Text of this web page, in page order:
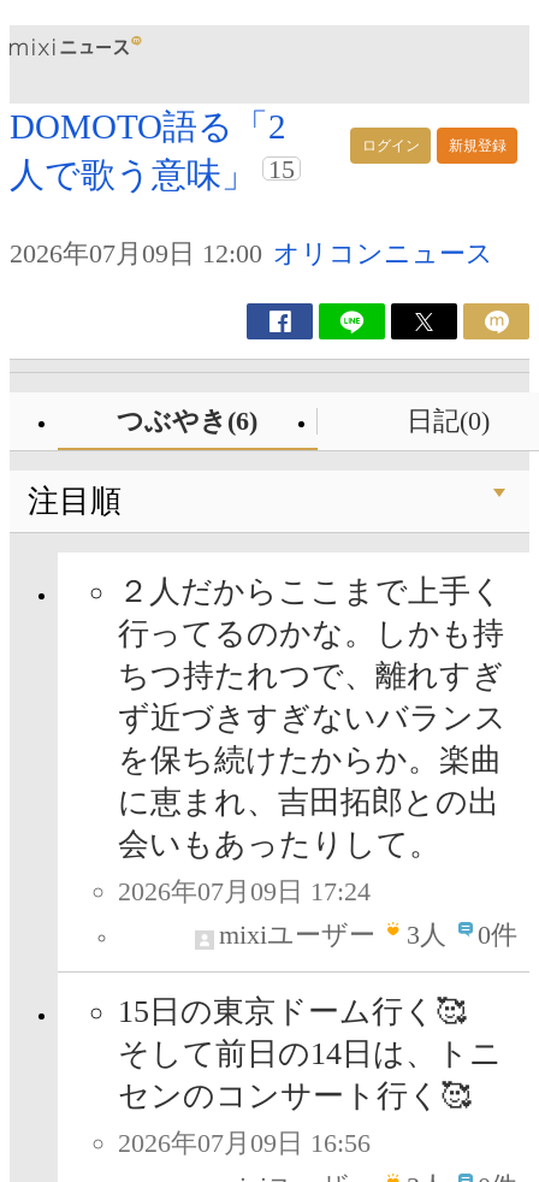
ログイン 新規登録
DOMOTO語る「2
人で歌う意味」
15
2026年07月09日 12:00 オリコンニュース
つぶやき(6) 日記(0)
注目順
２人だからここまで上手く
行ってるのかな。しかも持
ちつ持たれつで、離れすぎ
ず近づきすぎないバランス
を保ち続けたからか。楽曲
に恵まれ、吉田拓郎との出
会いもあったりして。
2026年07月09日 17:24
mixiユーザー
3人 0件
15日の東京ドーム行く🥰
そして前日の14日は、トニ
センのコンサート行く🥰
2026年07月09日 16:56